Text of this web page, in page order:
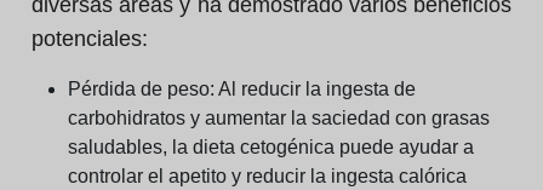
diversas áreas y ha demostrado varios beneficios
potenciales:
Pérdida de peso: Al reducir la ingesta de
carbohidratos y aumentar la saciedad con grasas
saludables, la dieta cetogénica puede ayudar a
controlar el apetito y reducir la ingesta calórica